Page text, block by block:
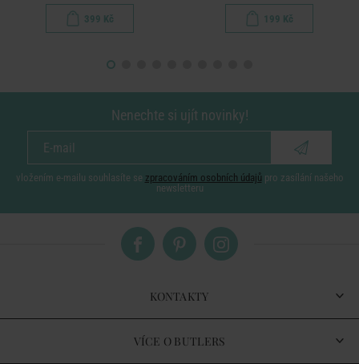
399 Kč 199 Kč
Nenechte si ujít novinky!
vložením e-mailu souhlasíte se zpracováním osobních údajů pro zasílání našeho
newsletteru
KONTAKTY
VÍCE O BUTLERS